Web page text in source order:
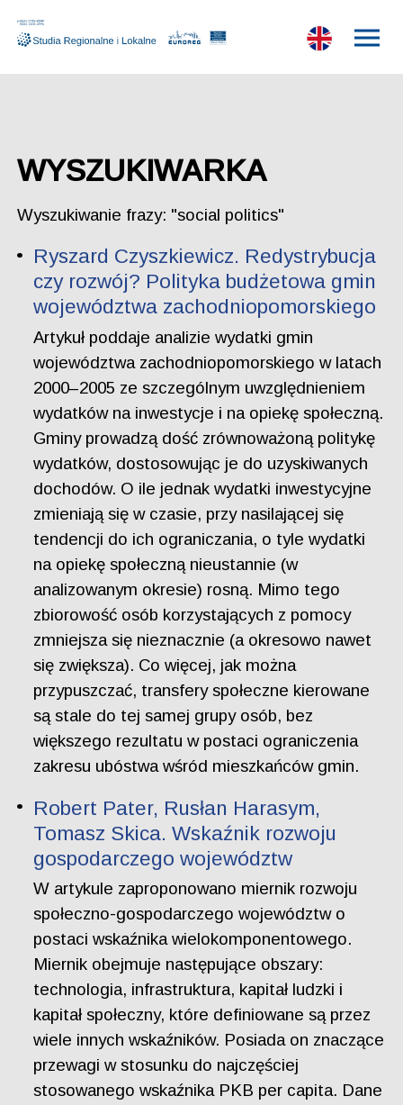
WYSZUKIWARKA
Wyszukiwanie frazy: "social politics"
Ryszard Czyszkiewicz. Redystrybucja
czy rozwój? Polityka budżetowa gmin
województwa zachodniopomorskiego
Artykuł poddaje analizie wydatki gmin
województwa zachodniopomorskiego w latach
2000–2005 ze szczególnym uwzględnieniem
wydatków na inwestycje i na opiekę społeczną.
Gminy prowadzą dość zrównoważoną politykę
wydatków, dostosowując je do uzyskiwanych
dochodów. O ile jednak wydatki inwestycyjne
zmieniają się w czasie, przy nasilającej się
tendencji do ich ograniczania, o tyle wydatki
na opiekę społeczną nieustannie (w
analizowanym okresie) rosną. Mimo tego
zbiorowość osób korzystających z pomocy
zmniejsza się nieznacznie (a okresowo nawet
się zwiększa). Co więcej, jak można
przypuszczać, transfery społeczne kierowane
są stale do tej samej grupy osób, bez
większego rezultatu w postaci ograniczenia
zakresu ubóstwa wśród mieszkańców gmin.
Robert Pater, Rusłan Harasym,
Tomasz Skica. Wskaźnik rozwoju
gospodarczego województw
W artykule zaproponowano miernik rozwoju
społeczno-gospodarczego województw o
postaci wskaźnika wielokomponentowego.
Miernik obejmuje następujące obszary:
technologia, infrastruktura, kapitał ludzki i
kapitał społeczny, które definiowane są przez
wiele innych wskaźników. Posiada on znaczące
przewagi w stosunku do najczęściej
stosowanego wskaźnika PKB per capita. Dane